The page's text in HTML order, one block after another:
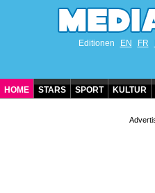
Editionen EN FR
HOME STARS SPORT KULTUR